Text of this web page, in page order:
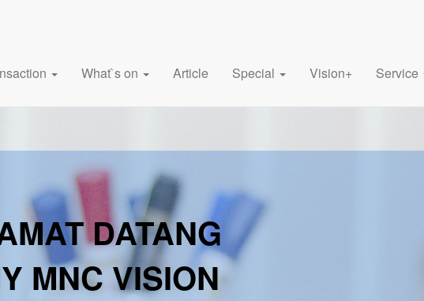
What`s on Article Special Vision+ Service
DATANG
MNC VISION